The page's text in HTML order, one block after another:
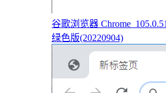
谷歌浏览器
绿色版(20220904)